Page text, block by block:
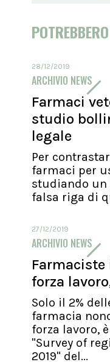
28/12/2019
ARCHIVIO NEWS
Farmaci
studio
legale
Per
farmaci per
studiando
falsa riga di
27/12/2019
ARCHIVIO NEWS
forza
Solo il 2%
farmacia
forza lavoro,
"Survey of
2019" del...